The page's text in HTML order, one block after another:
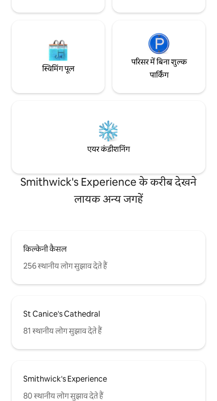
स्विमिंग पूल
परिसर में बिना शुल्क
पार्किंग
एयर कंडीशनिंग
Smithwick's Experience के करीब देखने
लायक अन्य जगहें
किल्केनी कैसल
256 स्थानीय लोग सुझाव देते हैं
St Canice's Cathedral
81 स्थानीय लोग सुझाव देते हैं
Smithwick's Experience
80 स्थानीय लोग सुझाव देते हैं